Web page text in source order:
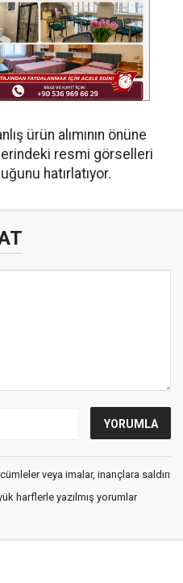
ürün alımının önüne
resmi görselleri
hatırlatıyor.
veya imalar, inançlara saldırı
harflerle yazılmış yorumlar